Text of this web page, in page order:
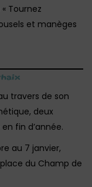
Tournez
et manèges
travers de son
deux
fin d’année.
au 7 janvier,
du Champ de